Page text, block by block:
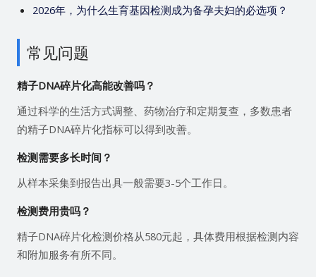
2026年，为什么生育基因检测成为备孕夫妇的必选项？
常见问题
精子DNA碎片化高能改善吗？
通过科学的生活方式调整、药物治疗和定期复查，多数患者
的精子DNA碎片化指标可以得到改善。
检测需要多长时间？
从样本采集到报告出具一般需要3-5个工作日。
检测费用贵吗？
精子DNA碎片化检测价格从580元起，具体费用根据检测内容
和附加服务有所不同。